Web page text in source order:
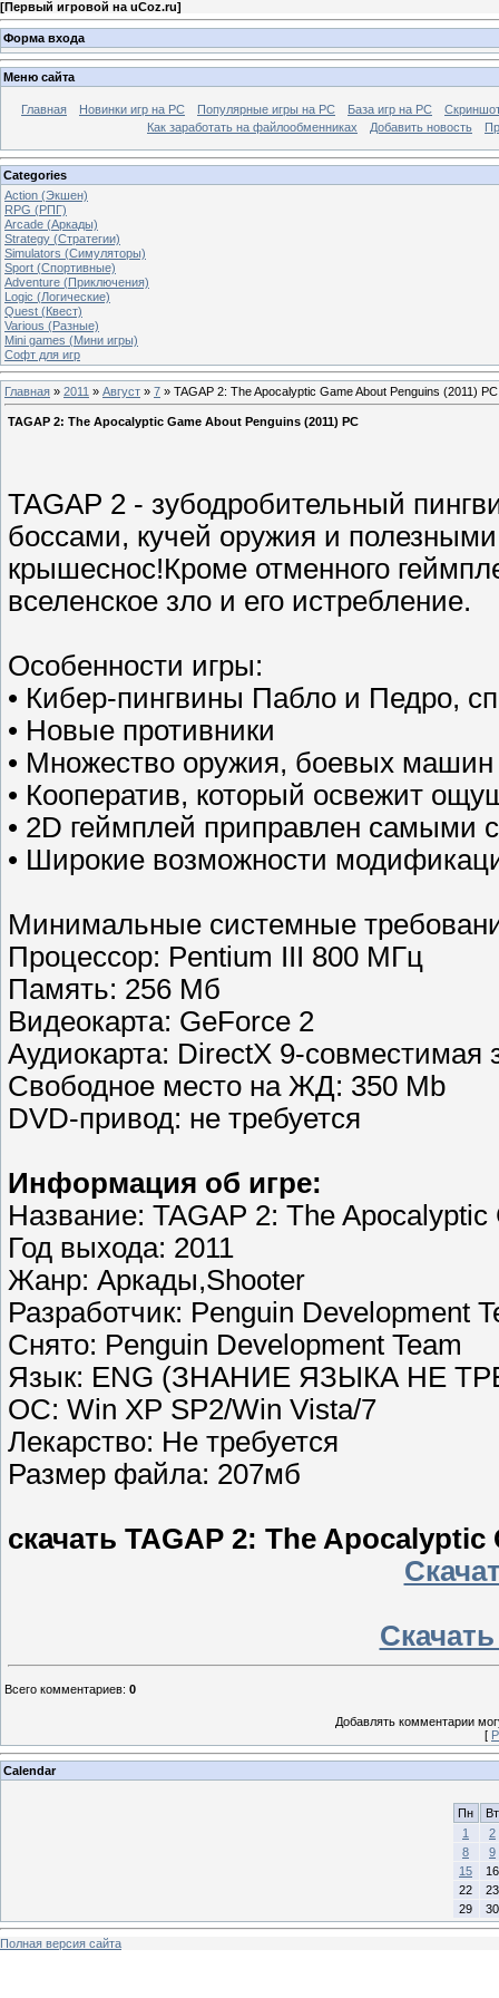
[Первый игровой на uCoz.ru]
Форма входа
Меню сайта
Главная Новинки игр на PC Популярные игры на PC База игр на РС
Как заработать на файлообменниках
Добавить новость
Categories
Action (Экшен)
RPG (РПГ)
Arcade (Аркады)
Strategy (Стратегии)
Simulators (Симуляторы)
Sport (Спортивные)
Adventure (Приключения)
Logic (Логические)
Quest (Квест)
Various (Разные)
Mini games (Мини игры)
Софт для игр
Главная » 2011 » Август » 7 » TAGAP 2: The Apocalyptic Game About Penguins (2011) PC
TAGAP 2: The Apocalyptic Game About Penguins (2011) PC
TAGAP 2 - зубодробительный
боссами, кучей оружия и
крышеснос!Кроме отменного
вселенское зло и его истребление.
Особенности игры:
• Кибер-пингвины Пабло и Педро,
• Новые противники
• Множество оружия, боевых машин
• Кооператив, который освежит
• 2D геймплей приправлен
• Широкие возможности
Минимальные системные
Процессор: Pentium III 800 МГц
Память: 256 Мб
Видеокарта: GeForce 2
Аудиокарта: DirectX 9-совместимая
Свободное место на ЖД: 350 Mb
DVD-привод: не требуется
Информация об игре:
Название: TAGAP 2: The
Год выхода: 2011
Жанр: Аркады,Shooter
Разработчик: Penguin Development
Снято: Penguin Development Team
Язык: ENG (ЗНАНИЕ ЯЗЫКА НЕ
ОС: Win XP SP2/Win Vista/7
Лекарство: Не требуется
Размер файла: 207мб
скачать TAGAP 2: The
Всего комментариев: 0
Добавлять комментарии
[
Calendar
Пн
Вт
1
2
8
9
15
16
22
23
29
30
Полная версия сайта